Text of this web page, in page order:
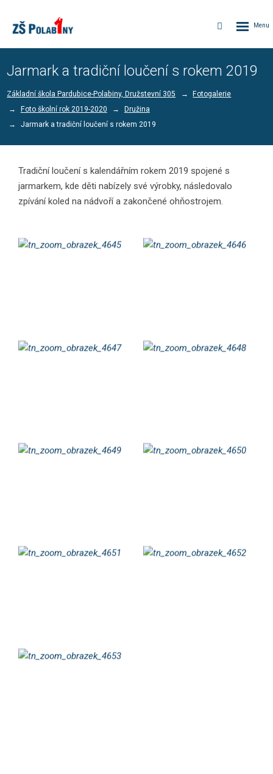
Vyhledávání
Jarmark a tradiční loučení s rokem 2019
Základní škola Pardubice-Polabiny, Družstevní 305
Fotogalerie
Foto školní rok 2019-2020
Družina
Jarmark a tradiční loučení s rokem 2019
Tradiční loučení s kalendářním rokem 2019 spojené s
jarmarkem, kde děti nabízely své výrobky, následovalo
zpívání koled na nádvoří a zakončené ohňostrojem.